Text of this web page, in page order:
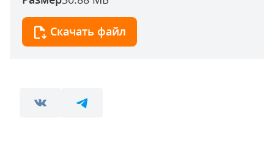
Скачать файл